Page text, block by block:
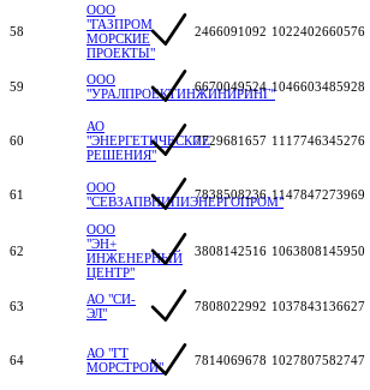
58
ООО
"ГАЗПРОМ
МОРСКИЕ
ПРОЕКТЫ"
2466091092 1022402660576
59
ООО
"УРАЛПРОЕКТИНЖИНИРИНГ"
6670049524 1046603485928
60
АО
"ЭНЕРГЕТИЧЕСКИЕ
РЕШЕНИЯ"
7729681657 1117746345276
61
ООО
"СЕВЗАПВНИПИЭНЕРГОПРОМ"
7838508236 1147847273969
62
ООО
"ЭН+
ИНЖЕНЕРНЫЙ
ЦЕНТР"
3808142516 1063808145950
63
АО "СИ-
ЭЛ"
7808022992 1037843136627
64
АО "ГТ
МОРСТРОЙ"
7814069678 1027807582747